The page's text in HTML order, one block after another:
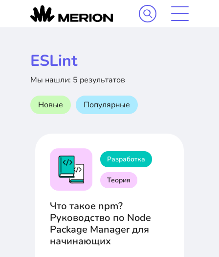
ESLint
Мы нашли: 5 результатов
Новые Популярные
Разработка
Теория
Что такое npm?
Руководство по Node
Package Manager для
начинающих